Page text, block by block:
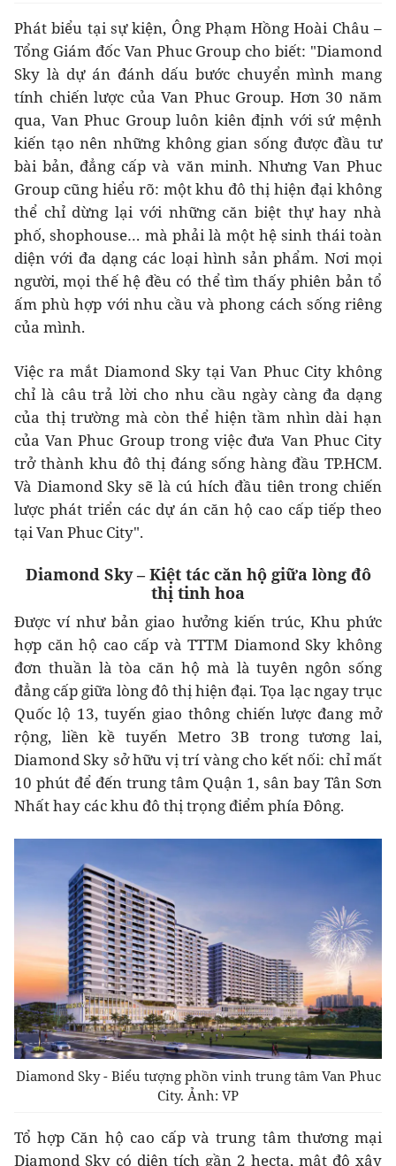
Phát biểu tại sự kiện, Ông Phạm Hồng Hoài Châu –
Tổng Giám đốc Van Phuc Group cho biết: "Diamond
Sky là dự án đánh dấu bước chuyển mình mang
tính chiến lược của Van Phuc Group. Hơn 30 năm
qua, Van Phuc Group luôn kiên định với sứ mệnh
kiến tạo nên những không gian sống được đầu tư
bài bản, đẳng cấp và văn minh. Nhưng Van Phuc
Group cũng hiểu rõ: một khu đô thị hiện đại không
thể chỉ dừng lại với những căn biệt thự hay nhà
phố, shophouse… mà phải là một hệ sinh thái toàn
diện với đa dạng các loại hình sản phẩm. Nơi mọi
người, mọi thế hệ đều có thể tìm thấy phiên bản tổ
ấm phù hợp với nhu cầu và phong cách sống riêng
của mình.
Việc ra mắt Diamond Sky tại Van Phuc City không
chỉ là câu trả lời cho nhu cầu ngày càng đa dạng
của thị trường mà còn thể hiện tầm nhìn dài hạn
của Van Phuc Group trong việc đưa Van Phuc City
trở thành khu đô thị đáng sống hàng đầu TP.HCM.
Và Diamond Sky sẽ là cú hích đầu tiên trong chiến
lược phát triển các dự án căn hộ cao cấp tiếp theo
tại Van Phuc City".
Diamond Sky – Kiệt tác căn hộ giữa lòng đô
thị tinh hoa
Được ví như bản giao hưởng kiến trúc, Khu phức
hợp căn hộ cao cấp và TTTM Diamond Sky không
đơn thuần là tòa căn hộ mà là tuyên ngôn sống
đẳng cấp giữa lòng đô thị hiện đại. Tọa lạc ngay trục
Quốc lộ 13, tuyến giao thông chiến lược đang mở
rộng, liền kề tuyến Metro 3B trong tương lai,
Diamond Sky sở hữu vị trí vàng cho kết nối: chỉ mất
10 phút để đến trung tâm Quận 1, sân bay Tân Sơn
Nhất hay các khu đô thị trọng điểm phía Đông.
Diamond Sky - Biểu tượng phồn vinh trung tâm Van Phuc
City. Ảnh: VP
Tổ hợp Căn hộ cao cấp và trung tâm thương mại
Diamond Sky có diện tích gần 2 hecta, mật độ xây